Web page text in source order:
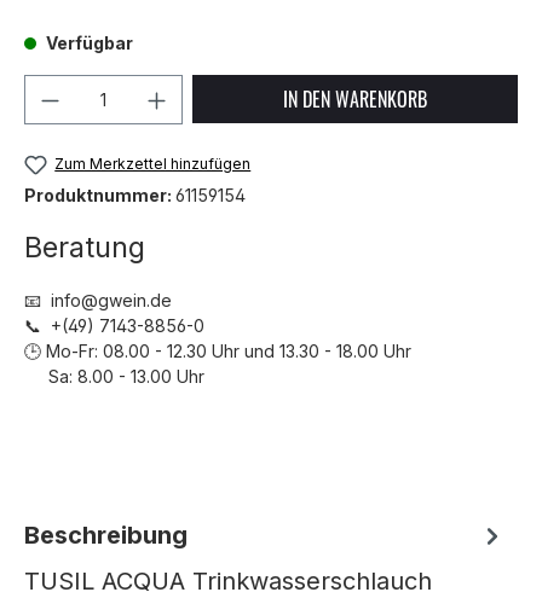
Verfügbar
Produkt Anzahl: Gib denIN DEN WARENKORB
Zum Merkzettel hinzufügen
Produktnummer: 61159154
Beratung
📧 info@gwein.de
📞 +(49) 7143-8856-0
🕒 Mo-Fr: 08.00 - 12.30 Uhr und 13.30 - 18.00 Uhr
Sa: 8.00 - 13.00 Uhr
Beschreibung
TUSIL ACQUA Trinkwasserschlauch